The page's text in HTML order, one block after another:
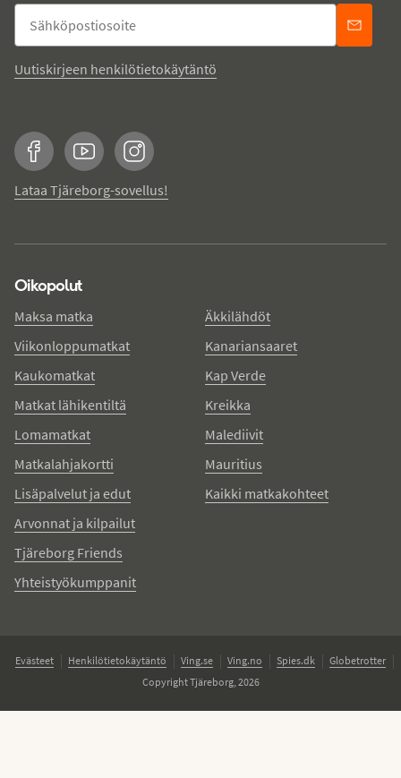
Uutiskirjeen henkilötietokäytäntö
FacebookYouTubeInstagram
Lataa Tjäreborg-sovellus!
Oikopolut
Maksa matka
Viikonloppumatkat
Kaukomatkat
Matkat lähikentiltä
Lomamatkat
Matkalahjakortti
Lisäpalvelut ja edut
Arvonnat ja kilpailut
Tjäreborg Friends
Yhteistyökumppanit
Äkkilähdöt
Kanariansaaret
Kap Verde
Kreikka
Malediivit
Mauritius
Kaikki matkakohteet
Evästeet Henkilötietokäytäntö Ving.se Ving.no Spies.dk
Globetrotter
Copyright Tjäreborg, 2026